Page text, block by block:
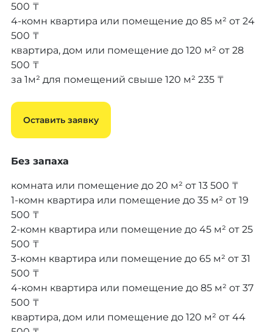
500 ₸
4-комн квартира или помещение до 85 м² от 24
500 ₸
квартира, дом или помещение до 120 м² от 28
500 ₸
за 1м² для помещений свыше 120 м² 235 ₸
Оставить заявку
Без запаха
комната или помещение до 20 м² от 13 500 ₸
1-комн квартира или помещение до 35 м² от 19
500 ₸
2-комн квартира или помещение до 45 м² от 25
500 ₸
3-комн квартира или помещение до 65 м² от 31
500 ₸
4-комн квартира или помещение до 85 м² от 37
500 ₸
квартира, дом или помещение до 120 м² от 44